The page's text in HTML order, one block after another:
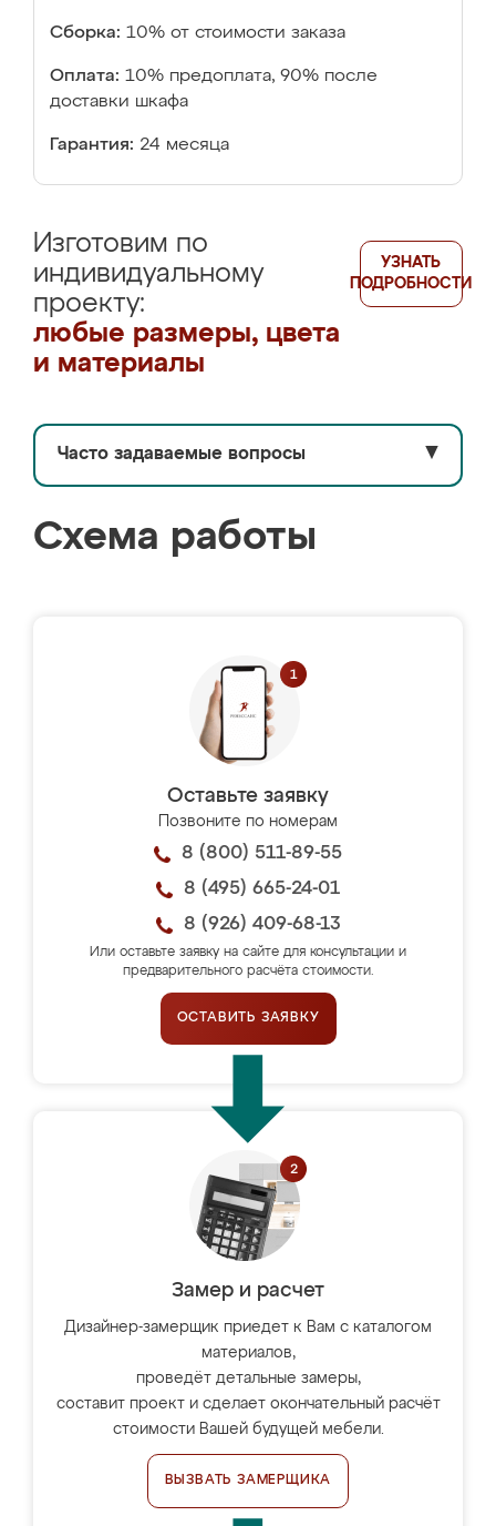
Сборка: 10% от стоимости заказа
Оплата: 10% предоплата, 90% после
доставки шкафа
Гарантия: 24 месяца
Изготовим по
индивидуальному
проекту:
любые размеры, цвета
и материалы
УЗНАТЬ
ПОДРОБНОСТИ
Часто задаваемые вопросы ▼
Схема работы
Оставьте заявку
Позвоните по номерам
8 (800) 511-89-55
8 (495) 665-24-01
8 (926) 409-68-13
Или оставьте заявку на сайте для консультации и
предварительного расчёта стоимости.
ОСТАВИТЬ ЗАЯВКУ
Замер и расчет
Дизайнер-замерщик приедет к Вам с каталогом
материалов,
проведёт детальные замеры,
составит проект и сделает окончательный расчёт
стоимости Вашей будущей мебели.
ВЫЗВАТЬ ЗАМЕРЩИКА